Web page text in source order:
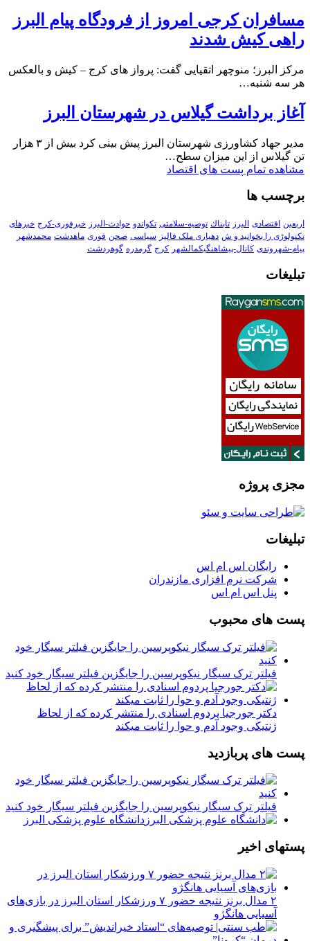
مسافران کرجی امروز از فرودگاه پیام البرز
راهی کیش شدند
مرکز البرز؛ منوچهر اتقیایی گفت: پرواز های کرج – کیش و بالعکس
هر سه شنبه…
آغاز برداشت گیلاس در شهرستان البرز
مدیر جهاد کشاورزی شهرستان البرز پیش بینی کرد بیش از ۳ هزار
تن گیلاس از این میزان سطح…
مشاهده تمام پست های اقتصاد
برچسب ها
اربعین اقتصادی البرز تابناك توصیه-سلامتی تکواندو حوادث-البرز خبرفوری-کرج خبرهای
تکنولوڑی را بخوانید و ش دهیاری ملک فالیز سیاسی صحن فوری ماهدشت محمدشهر
پیام-شهروندی کانال-پیشاهنگیکمالشهر کرج گرمدره گوهردشت
تبلیغات
مجزی پروژه
تبلیغات
رایگان اس ام اس
شرکت نرم افزاری مازندران
پنل اس ام اس
پست های محبوب
فیلتر ترک سیگار نیکوپرسین را جایگزین فیلتر سیگار خود کنید
دکتر جورجیا پردوم اسنادی را منتشر کرده که از لحاظ
ژنتیکی وجود آدم و حوا را ثابت میکند
پست های پربازدید
فیلتر ترک سیگار نیکوپرسین را جایگزین فیلتر سیگار خود کنید
دانشگاه علوم پزشکی البرز
پستهای اخیر
۲ مدال برنز نتیجه حضور ۷ ورزشکار استان البرز در بازی‌های
آسیایی هانگژو